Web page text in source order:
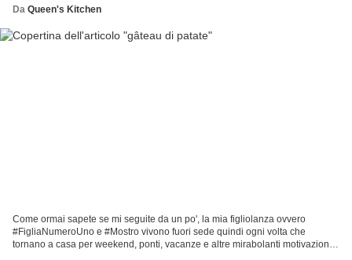
Da Queen's Kitchen
Come ormai sapete se mi seguite da un po', la mia figliolanza ovvero
#FigliaNumeroUno e #Mostro vivono fuori sede quindi ogni volta che
tornano a casa per weekend, ponti, vacanze e altre mirabolanti motivazioni